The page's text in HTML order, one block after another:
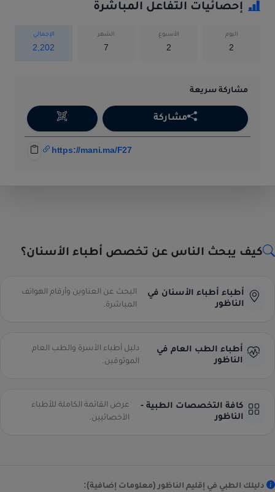
إحصائيات التفاعل المباشرة
اليوم
2
الأسبوع
2
الشهر
7
الإجمالي
2,202
مشاركة سريعة
مشاركة
https://mani.ma/F27
كيف يبحث الناس عن تخصص أطباء الأسنان؟
أطباء أطباء الأسنان في
الناظور
البحث عن العناوين وأرقام الهواتف
المباشرة.
أطباء الطب العام في
الناظور
دليل أطباء الأسرة والطب العام
الموثوقين.
كافة التخصصات الطبية -
الناظور
عرض القائمة الكاملة للأطباء
الأخصائيين.
دليلك الطبي في إقليم الناظور (معلومات إضافية):